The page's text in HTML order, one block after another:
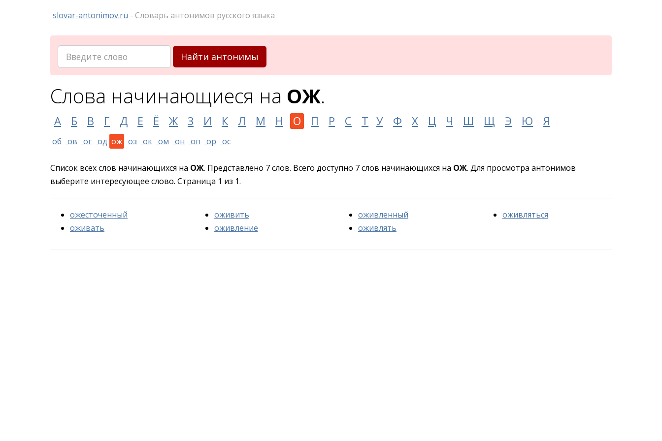
slovar-antonimov.ru - Словарь антонимов русского языка
Найти антонимы
Слова начинающиеся на ОЖ.
А Б В Г Д Е Ё Ж З И К Л М Н О П Р С Т У Ф Х Ц Ч Ш Щ Э Ю Я
об ов ог од ож оз ок ом он оп ор ос
Список всех слов начинающихся на ОЖ. Представлено 7 слов. Всего доступно 7 слов начинающихся на ОЖ. Для просмотра антонимов
выберите интересующее слово. Страница 1 из 1.
ожесточенный
оживать
оживить
оживление
оживленный
оживлять
оживляться